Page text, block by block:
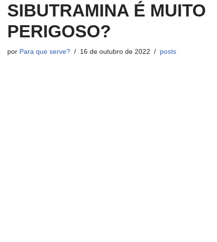
SIBUTRAMINA É MUITO
PERIGOSO?
por Para que serve? 16 de outubro de 2022 posts